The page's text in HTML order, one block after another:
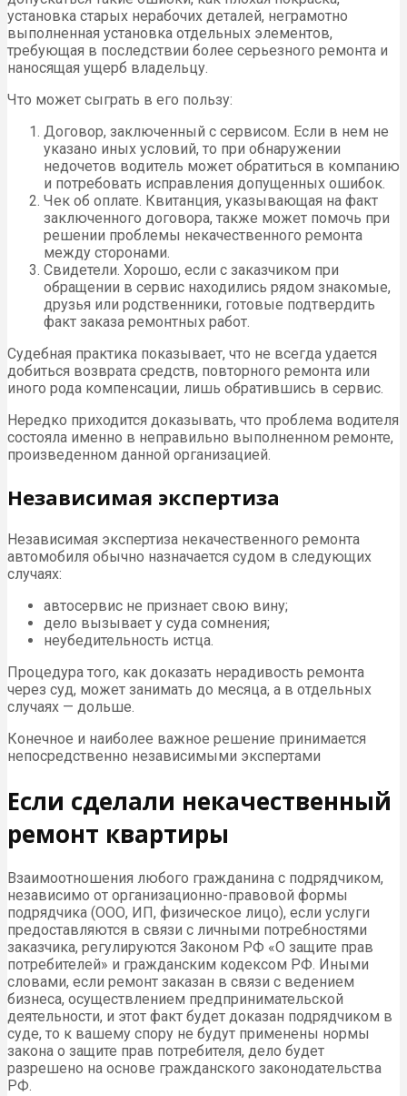
установка старых нерабочих деталей, неграмотно
выполненная установка отдельных элементов,
требующая в последствии более серьезного ремонта и
наносящая ущерб владельцу.
Что может сыграть в его пользу:
Договор, заключенный с сервисом. Если в нем не
указано иных условий, то при обнаружении
недочетов водитель может обратиться в компанию
и потребовать исправления допущенных ошибок.
Чек об оплате. Квитанция, указывающая на факт
заключенного договора, также может помочь при
решении проблемы некачественного ремонта
между сторонами.
Свидетели. Хорошо, если с заказчиком при
обращении в сервис находились рядом знакомые,
друзья или родственники, готовые подтвердить
факт заказа ремонтных работ.
Судебная практика показывает, что не всегда удается
добиться возврата средств, повторного ремонта или
иного рода компенсации, лишь обратившись в сервис.
Нередко приходится доказывать, что проблема водителя
состояла именно в неправильно выполненном ремонте,
произведенном данной организацией.
Независимая экспертиза
Независимая экспертиза некачественного ремонта
автомобиля обычно назначается судом в следующих
случаях:
автосервис не признает свою вину;
дело вызывает у суда сомнения;
неубедительность истца.
Процедура того, как доказать нерадивость ремонта
через суд, может занимать до месяца, а в отдельных
случаях — дольше.
Конечное и наиболее важное решение принимается
непосредственно независимыми экспертами
Если сделали некачественный
ремонт квартиры
Взаимоотношения любого гражданина с подрядчиком,
независимо от организационно-правовой формы
подрядчика (ООО, ИП, физическое лицо), если услуги
предоставляются в связи с личными потребностями
заказчика, регулируются Законом РФ «О защите прав
потребителей» и гражданским кодексом РФ. Иными
словами, если ремонт заказан в связи с ведением
бизнеса, осуществлением предпринимательской
деятельности, и этот факт будет доказан подрядчиком в
суде, то к вашему спору не будут применены нормы
закона о защите прав потребителя, дело будет
разрешено на основе гражданского законодательства
РФ.